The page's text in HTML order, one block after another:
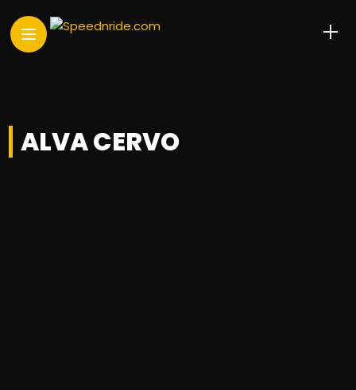
ALVA CERVO